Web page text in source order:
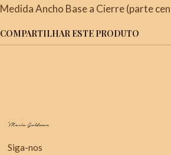
Medida Ancho Base a Cierre (parte
COMPARTILHAR ESTE PRODUTO
Siga-nos